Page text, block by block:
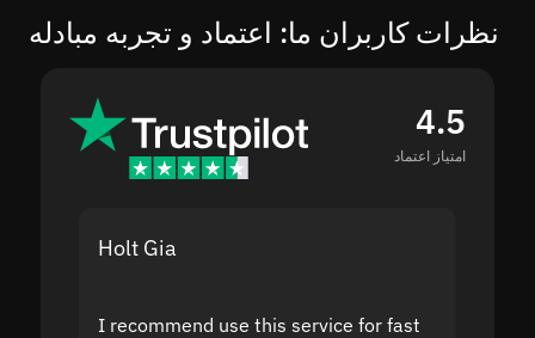
نظرات کاربران ما: اعتماد و تجربه مبادله
4.5
امتیاز اعتماد
Holt Gia
I recommend use this service for fast